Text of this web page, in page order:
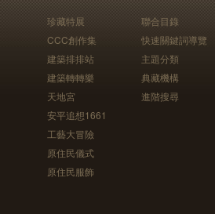
珍藏特展
CCC創作集
建築排排站
建築轉轉樂
天地宮
安平追想1661
工藝大冒險
原住民儀式
原住民服飾
聯合目錄
快速關鍵詞導覽
主題分類
典藏機構
進階搜尋